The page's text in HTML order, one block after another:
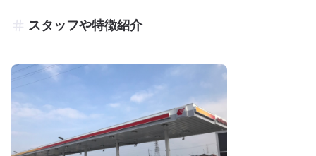
スタッフや特徴紹介